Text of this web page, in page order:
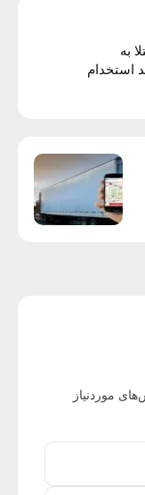
به
استخدام
موردنیاز